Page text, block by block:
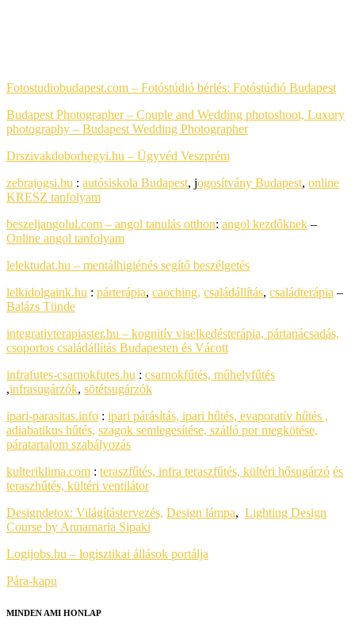
Fotostudiobudapest.com – Fotóstúdió bérlés: Fotóstúdió Budapest
Budapest Photographer – Couple and Wedding photoshoot, Luxury
photography – Budapest Wedding Photographer
Drszivakdoborhegyi.hu – Ügyvéd Veszprém
zebrajogsi.hu : autósiskola Budapest, jogosítvány Budapest, online
KRESZ tanfolyam
beszeljangolul.com – angol tanulás otthon: angol kezdőknek –
Online angol tanfolyam
lelektudat.hu – mentálhigiénés segítő beszélgetés
lelkidolgaink.hu : párterápia, caoching, családállítás, családterápia –
Balázs Tünde
integrativterapiaster.hu – kognitív viselkedésterápia, pártanácsadás,
csoportos családállítás Budapesten és Vácott
infrafutes-csarnokfutes.hu : csarnokfűtés, műhelyfűtés
,infrasugárzók, sötétsugárzók
ipari-parasitas.info : ipari párásítás, ipari hűtés, evaporatív hűtés ,
adiabatikus hűtés, szagok semlegesítése, szálló por megkötése,
páratartalom szabályozás
kulteriklima.com : teraszfűtés, infra teraszfűtés, kültéri hősugárzó és
teraszhűtés, kültéri ventilátor
Designdetox: Világítástervezés, Design lámpa, Lighting Design
Course by Annamaria Sipaki
Logijobs.hu – logisztikai állások portálja
Pára-kapu
MINDEN AMI HONLAP